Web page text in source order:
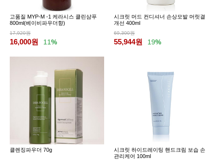
고품질 MYP-M -1 케라시스 클린샴푸
800ml(베이비파우더향)
17,920원
16,000원 11%
시크릿 머드 컨디셔너 손상모발 머릿결
개선 400ml
69,300원
55,944원 19%
클렌징파우더 70g
시크릿 하이드레이팅 핸드크림 보습 손
관리케어 100ml